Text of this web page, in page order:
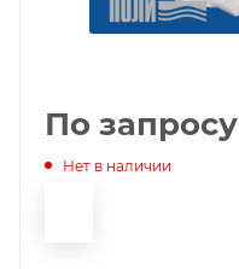
По запросу
Нет в наличии